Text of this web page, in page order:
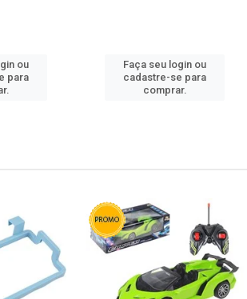
ou
para
Faça seu login ou
cadastre-se para
comprar.